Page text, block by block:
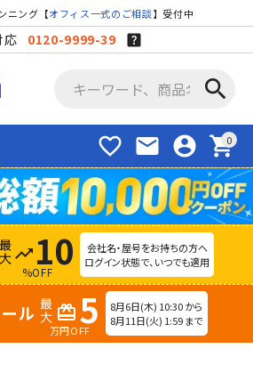
ニング【オフィス一式のご相談】受付中
応 0120-9999-39
search
favorite_border mail account_circle shopping_cart
trending_up 10
%OFF
会社名・屋号をお持ちの方へ
ログイン状態で、いつでも適用
ル redeem 5
万円OFF
8月6日(木) 10:30 から
8月11日(火) 1:59 まで